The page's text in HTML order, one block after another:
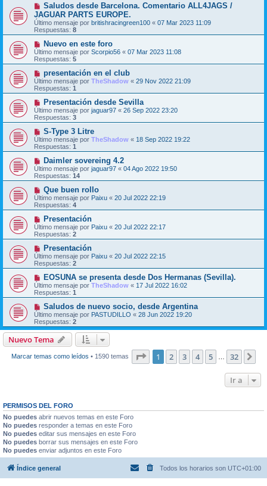
Saludos desde Barcelona. Comentario ALL4JAGS /
JAGUAR PARTS EUROPE.
Último mensaje por britishracingreen100 « 07 Mar 2023 11:09
Respuestas: 8
Nuevo en este foro
Último mensaje por Scorpio56 « 07 Mar 2023 11:08
Respuestas: 5
presentación en el club
Último mensaje por TheShadow « 29 Nov 2022 21:09
Respuestas: 1
Presentación desde Sevilla
Último mensaje por jaguar97 « 26 Sep 2022 23:20
Respuestas: 3
S-Type 3 Litre
Último mensaje por TheShadow « 18 Sep 2022 19:22
Respuestas: 1
Daimler sovereing 4.2
Último mensaje por jaguar97 « 04 Ago 2022 19:50
Respuestas: 14
Que buen rollo
Último mensaje por Paixu « 20 Jul 2022 22:19
Respuestas: 4
Presentación
Último mensaje por Paixu « 20 Jul 2022 22:17
Respuestas: 2
Presentación
Último mensaje por Paixu « 20 Jul 2022 22:15
Respuestas: 2
EOSUNA se presenta desde Dos Hermanas (Sevilla).
Último mensaje por TheShadow « 17 Jul 2022 16:02
Respuestas: 1
Saludos de nuevo socio, desde Argentina
Último mensaje por PASTUDILLO « 28 Jun 2022 19:20
Respuestas: 2
Nuevo Tema
Marcar temas como leídos • 1590 temas Página de 32
1 2 3 4 5 32
Ir a
PERMISOS DEL FORO
No puedes abrir nuevos temas en este Foro
No puedes responder a temas en este Foro
No puedes editar sus mensajes en este Foro
No puedes borrar sus mensajes en este Foro
No puedes enviar adjuntos en este Foro
Índice general Todos los horarios son UTC+01:00